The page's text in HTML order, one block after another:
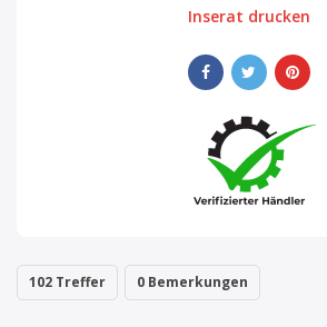
Inserat drucken
102 Treffer 0 Bemerkungen